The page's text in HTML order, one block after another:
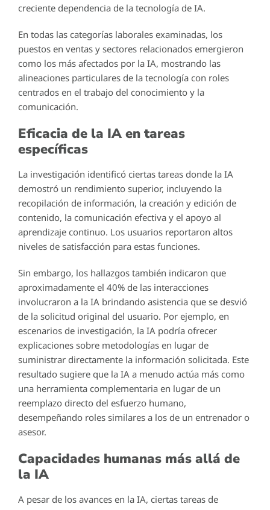
creciente dependencia de la tecnología de IA.
En todas las categorías laborales examinadas, los
puestos en ventas y sectores relacionados emergieron
como los más afectados por la IA, mostrando las
alineaciones particulares de la tecnología con roles
centrados en el trabajo del conocimiento y la
comunicación.
Eficacia de la IA en tareas
específicas
La investigación identificó ciertas tareas donde la IA
demostró un rendimiento superior, incluyendo la
recopilación de información, la creación y edición de
contenido, la comunicación efectiva y el apoyo al
aprendizaje continuo. Los usuarios reportaron altos
niveles de satisfacción para estas funciones.
Sin embargo, los hallazgos también indicaron que
aproximadamente el 40% de las interacciones
involucraron a la IA brindando asistencia que se desvió
de la solicitud original del usuario. Por ejemplo, en
escenarios de investigación, la IA podría ofrecer
explicaciones sobre metodologías en lugar de
suministrar directamente la información solicitada. Este
resultado sugiere que la IA a menudo actúa más como
una herramienta complementaria en lugar de un
reemplazo directo del esfuerzo humano,
desempeñando roles similares a los de un entrenador o
asesor.
Capacidades humanas más allá de
la IA
A pesar de los avances en la IA, ciertas tareas de